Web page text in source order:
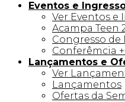
Eventos e
Ver Eventos e
Acampa Teen
Congresso de
Conferêmcia
Lançamentos e
Ver
Lançamentos
Ofertas da